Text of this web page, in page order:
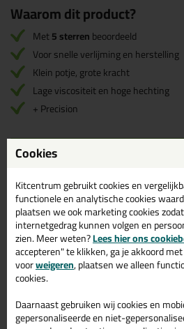
Waarom dit product?
Met5 sterrenbeoordeeld
Voor snelle verlijming en herstelling
Klein potje, grote kracht
Lage viscositeit en hoge hechting
+ Precision
Omschrijving
Tec7 Super in
Bestel de Tec7 Super in 20ml vandaag
morgen in huis.
Wil je meer weten over de toepassing
product?Lees alles over dit product >
Cookies
Kitcentrum gebruikt cookies en
functionele en analytische cookies
plaatsen we ook marketing cookies
internetgedrag kunnen volgen en
zien. Meer weten?Lees hier ons
accepteren" te klikken, ga je akkoord
voorweigeren, plaatsen we alleen
cookies.
Daarnaast gebruiken wij cookies en
gepersonaliseerde en niet-